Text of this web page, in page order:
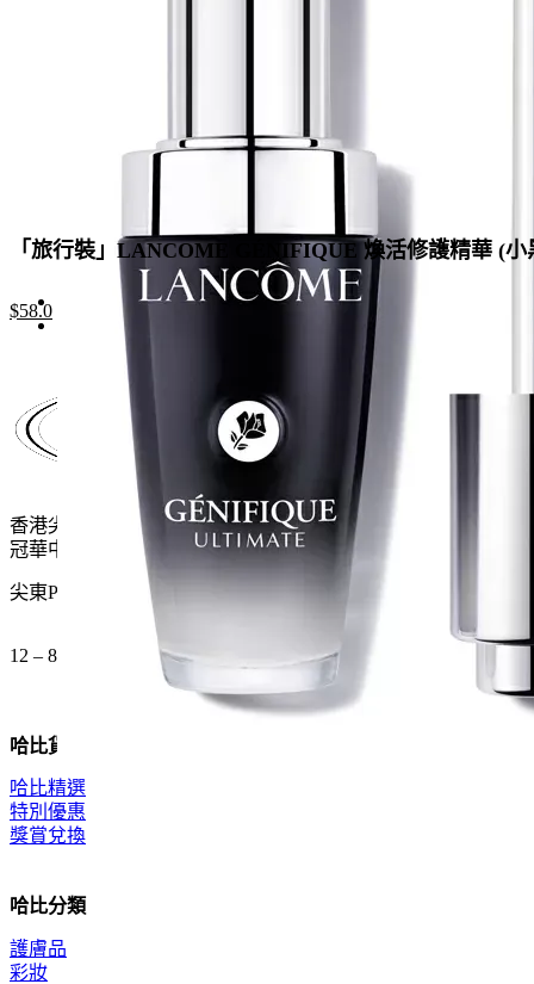
「旅行裝」LANCOME GÉNIFIQUE 煥活修護精華 (
Original
price
$58.0Current
哈比貨品
哈比精選
特別優惠
獎賞兌換
哈比分類
護膚品
彩妝
香港尖沙咀麼地道61號
冠華中心地下G15號舖
尖東P2出口 步行一分鐘
12 – 8pm (公眾假期都開)